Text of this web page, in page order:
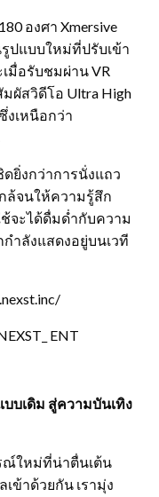
องศา Xmersive
ปแบบใหม่ที่ปรับเข้า
มื่อรับชมผ่าน VR
มผัสวิดีโอ Ultra High
งเหนือกว่า
ยิ่งกว่าการนั่งแถว
ล้จนให้ความรู้สึก
จะได้ดื่มด่ำกับความ
ำลังแสดงอยู่บนเวที
ENT
บเดิม สู่ความบันเทิง
ณ์ใหม่ที่น่าตื่นเต้น
ข้าด้วยกัน เรามุ่ง